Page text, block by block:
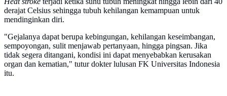
derajat Celsius sehingga tubuh kehilangan kemampuan untuk
mendinginkan diri.
"Gejalanya dapat berupa kebingungan, kehilangan keseimbangan,
sempoyongan, sulit menjawab pertanyaan, hingga pingsan. Jika
tidak segera ditangani, kondisi ini dapat menyebabkan kerusakan
organ dan kematian," tutur dokter lulusan FK Universitas Indonesia
itu.